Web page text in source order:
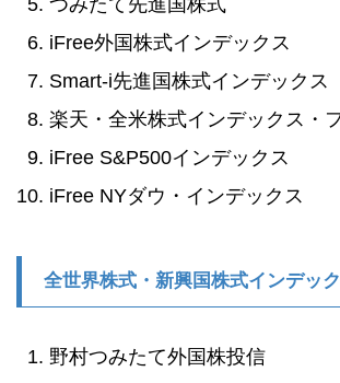
つみたて先進国株式
iFree外国株式インデックス
Smart-i先進国株式インデックス
楽天・全米株式インデックス・
iFree S&P500インデックス
iFree NYダウ・インデックス
全世界株式・新興国株式インデッ
野村つみたて外国株投信